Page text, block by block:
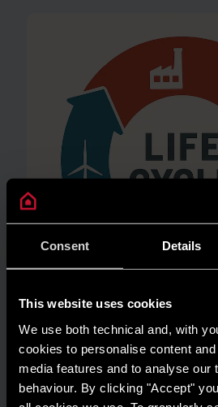
Consent Details
This website uses cookies
We use both technical and, with
cookies to personalise content
media features and to analyse
behaviour. By clicking "Accept"
Risparmio energetico:
casa in un modello di